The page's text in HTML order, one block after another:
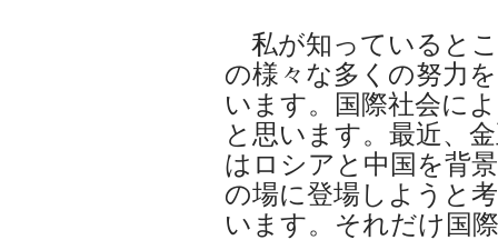
私が知っていると
の様々な多くの努力
います。国際社会に
と思います。最近、
はロシアと中国を背
の場に登場しようと
います。それだけ国